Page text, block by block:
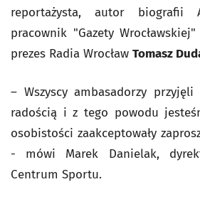
reportażysta, autor biografii
pracownik "Gazety Wrocławskiej"
prezes Radia Wrocław Tomasz
– Wszyscy ambasadorzy
radością i z tego powodu
osobistości zaakceptowały
- mówi Marek Danielak,
Centrum Sportu.